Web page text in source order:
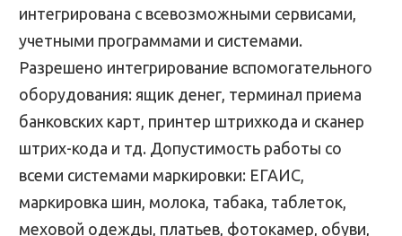
интегрирована с всевозможными сервисами,
учетными программами и системами.
Разрешено интегрирование вспомогательного
оборудования: ящик денег, терминал приема
банковских карт, принтер штрихкода и сканер
штрих-кода и тд. Допустимость работы со
всеми системами маркировки: ЕГАИС,
маркировка шин, молока, табака, таблеток,
меховой одежды, платьев, фотокамер, обуви,